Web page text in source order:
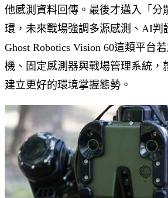
他感測資料回傳。最後才邁入「分
環，未來戰場強調多源感測、AI判
Ghost Robotics Vision 60這類平台
機、固定感測器與戰場管理系統，
建立更好的環境掌握態勢。